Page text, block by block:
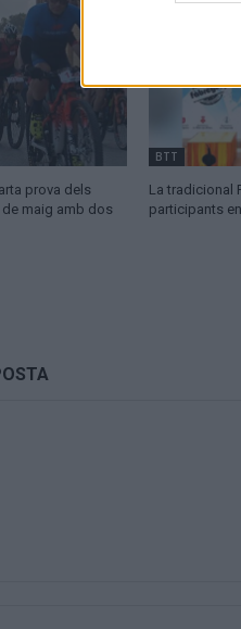
prova dels
maig amb dos
BTT
La tradicional
participants